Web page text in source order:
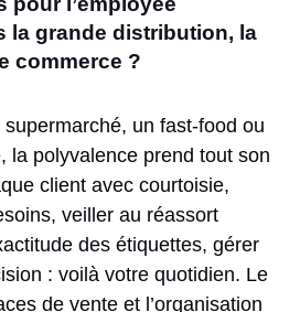
la grande distribution, la
commerce ?
un fast-food ou
la polyvalence prend tout son
client avec courtoisie,
veiller au réassort
des étiquettes, gérer
: voilà votre quotidien. Le
de vente et l’organisation